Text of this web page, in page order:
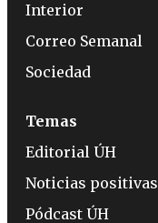
Interior
Correo Semanal
Sociedad
Temas
Editorial ÚH
Noticias positivas
Pódcast ÚH